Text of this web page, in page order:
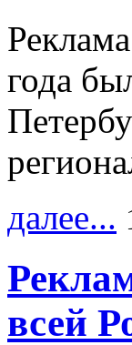
года
далее...
всей